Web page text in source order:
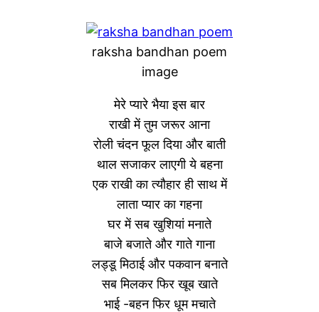
raksha bandhan poem
image
मेरे प्यारे भैया इस बार
राखी में तुम जरूर आना
रोली चंदन फूल दिया और बाती
थाल सजाकर लाएगी ये बहना
एक राखी का त्यौहार ही साथ में
लाता प्यार का गहना
घर में सब खुशियां मनाते
बाजे बजाते और गाते गाना
लड्डू मिठाई और पकवान बनाते
सब मिलकर फिर खूब खाते
भाई -बहन फिर धूम मचाते